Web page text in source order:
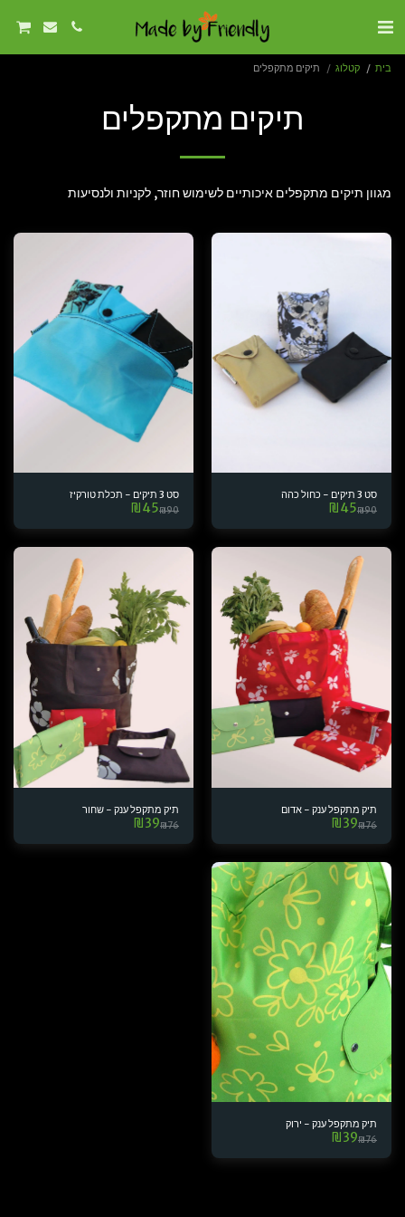
בית קטלוג תיקים מתקפלים
תיקים מתקפלים
מגוון תיקים מתקפלים איכותיים לשימוש חוזר, לקניות ולנסיעות
סט 3 תיקים - כחול כהה
₪90
₪ 45
סט 3 תיקים - תכלת טורקיז
₪90
₪ 45
תיק מתקפל ענק - אדום
₪76
₪39
תיק מתקפל ענק - שחור
₪76
₪39
תיק מתקפל ענק - ירוק
₪76
₪39